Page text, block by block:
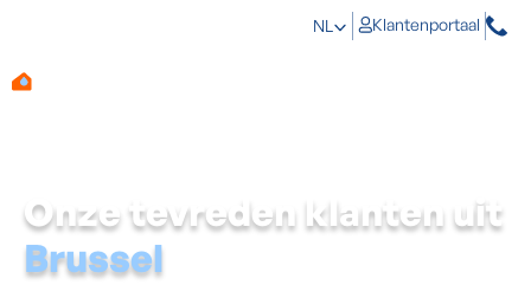
NL Klantenportaal
Onze tevreden klanten uit
Brussel